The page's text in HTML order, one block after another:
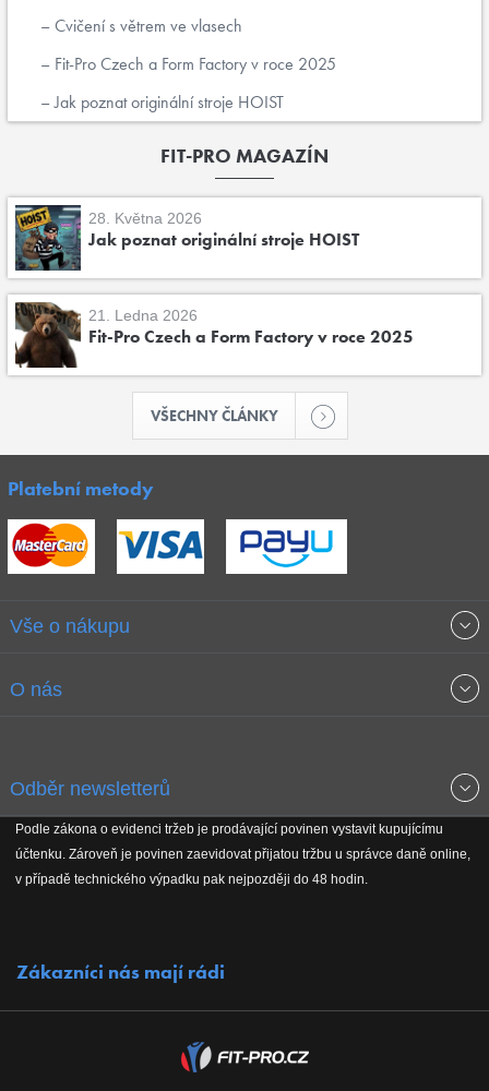
Cvičení s větrem ve vlasech
Fit-Pro Czech a Form Factory v roce 2025
Jak poznat originální stroje HOIST
FIT-PRO MAGAZÍN
28. Května 2026
Jak poznat originální stroje HOIST
21. Ledna 2026
Fit-Pro Czech a Form Factory v roce 2025
VŠECHNY ČLÁNKY
Platební metody
Vše o nákupu
Obchodní podmínky
Reklamační řád
O nás
Koho podporujeme
Odběr newsletterů
Získejte přehled o novinkách, slevách, akčním zboží a upozornění
na nové články v magazínu!
Podle zákona o evidenci tržeb je prodávající povinen vystavit kupujícímu
účtenku. Zároveň je povinen zaevidovat přijatou tržbu u správce daně online,
v případě technického výpadku pak nejpozději do 48 hodin.
Zákazníci nás mají rádi